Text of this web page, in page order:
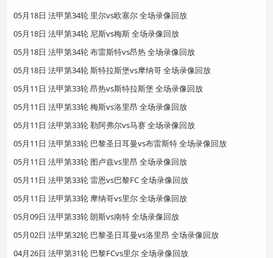
05月18日 法甲第34轮 里尔vs欧塞尔 全场录像回放
05月18日 法甲第34轮 尼斯vs梅斯 全场录像回放
05月18日 法甲第34轮 布雷斯特vs昂热 全场录像回放
05月18日 法甲第34轮 斯特拉斯堡vs摩纳哥 全场录像回放
05月11日 法甲第33轮 昂热vs斯特拉斯堡 全场录像回放
05月11日 法甲第33轮 梅斯vs洛里昂 全场录像回放
05月11日 法甲第33轮 勒阿弗尔vs马赛 全场录像回放
05月11日 法甲第33轮 巴黎圣日耳曼vs布雷斯特 全场录像回放
05月11日 法甲第33轮 图卢兹vs里昂 全场录像回放
05月11日 法甲第33轮 雷恩vs巴黎FC 全场录像回放
05月11日 法甲第33轮 摩纳哥vs里尔 全场录像回放
05月09日 法甲第33轮 朗斯vs南特 全场录像回放
05月02日 法甲第32轮 巴黎圣日耳曼vs洛里昂 全场录像回放
04月26日 法甲第31轮 巴黎FCvs里尔 全场录像回放